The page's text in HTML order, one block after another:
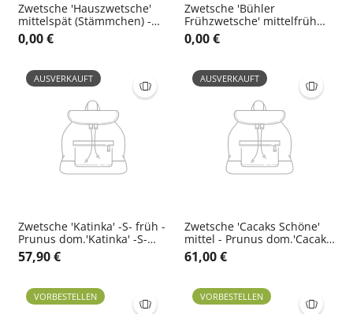
Zwetsche 'Hauszwetsche'
mittelspät (Stämmchen) -
Prunus domestica
'Hauszwetsche' CAC
0,00 €
Zwetsche 'Bühler
Frühzwetsche' mittelfrüh
(Stämmchen) - Prunus
domestica 'Bühler
0,00 €
AUSVERKAUFT
Zwetsche 'Katinka' -S- früh -
Prunus dom.'Katinka' -S-
CAC
57,90 €
AUSVERKAUFT
Zwetsche 'Cacaks Schöne'
mittel - Prunus dom.'Cacaks
Schöne' CAC
61,00 €
VORBESTELLEN VORBESTELLEN